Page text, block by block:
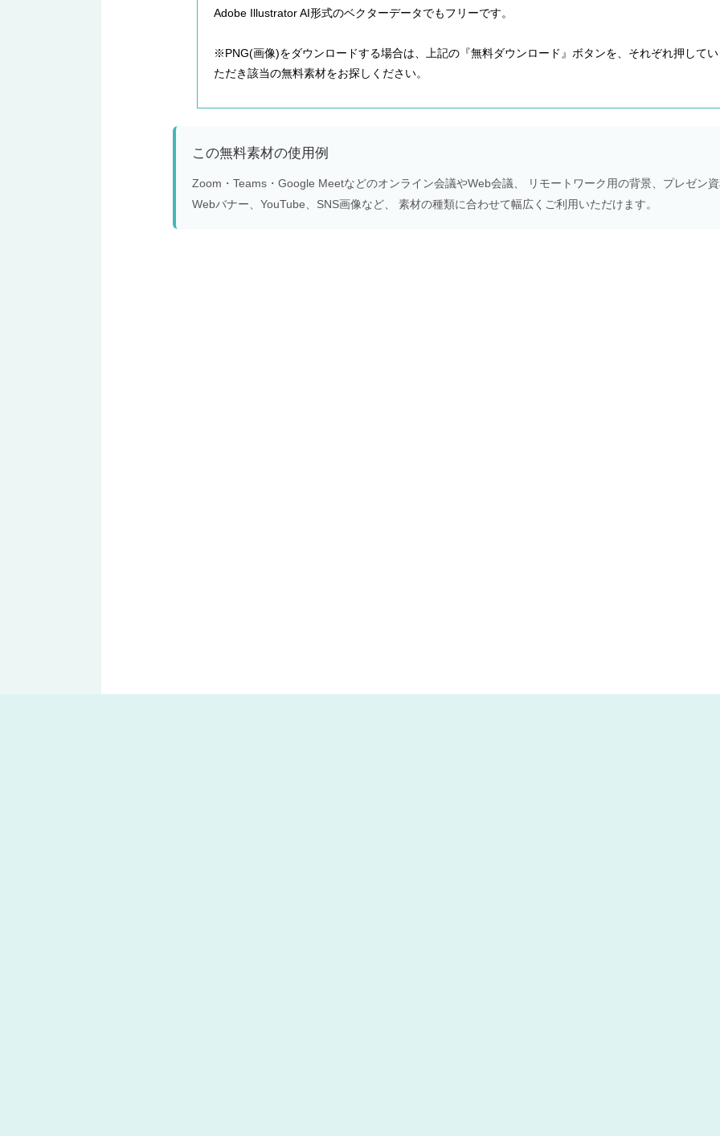
Adobe Illustrator AI形式のベクターデータでもフリーです。
※PNG(画像)をダウンロードする場合は、上記の『無料ダウンロード』ボタンを、それぞれ押してい
ただき該当の無料素材をお探しください。
この無料素材の使用例
Zoom・Teams・Google Meetなどのオンライン会議やWeb会議、 リモートワーク用の背景、プレゼン
Webバナー、YouTube、SNS画像など、 素材の種類に合わせて幅広くご利用いただけます。